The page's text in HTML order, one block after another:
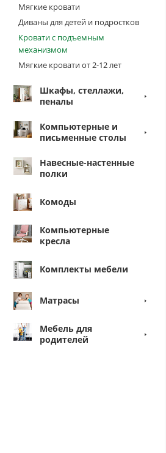
Мягкие кровати
Диваны для детей и подростков
Кровати с подъемным
механизмом
Мягкие кровати от 2-12 лет
Шкафы, стеллажи,
пеналы
Компьютерные и
письменные столы
Навесные-настенные
полки
Комоды
Компьютерные
кресла
Комплекты мебели
Матрасы
Мебель для
родителей